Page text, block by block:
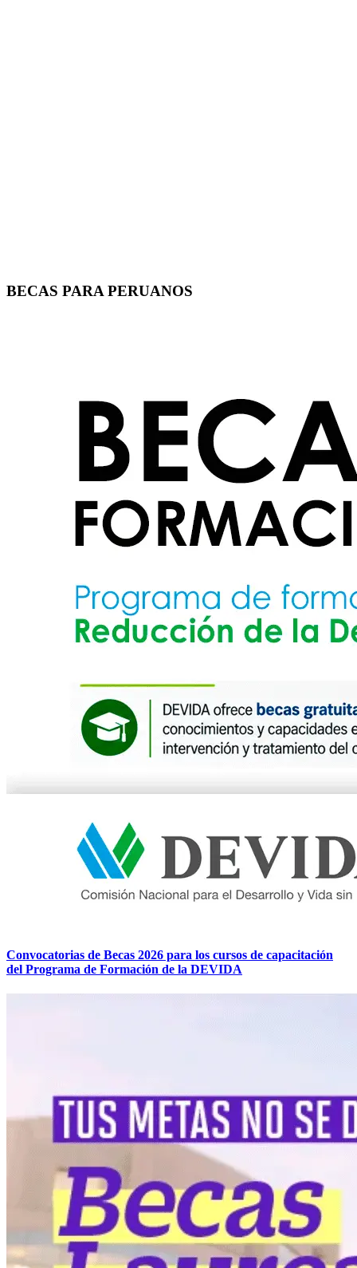
BECAS PARA PERUANOS
Convocatorias de Becas 2026 para los cursos de capacitación
del Programa de Formación de la DEVIDA